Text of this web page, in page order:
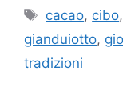
Tag
cacao, cibo,
gianduiotto,
tradizioni